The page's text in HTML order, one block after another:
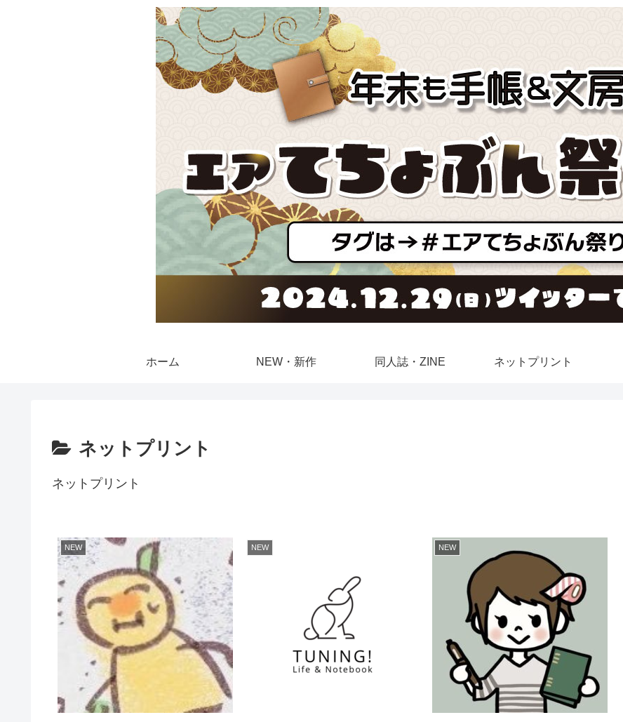
ホーム NEW・新作 同人誌・ZINE ネットプリント
ネットプリント
ネットプリント
NEW NEW NEW